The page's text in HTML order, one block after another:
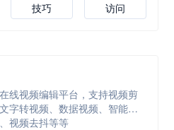
访问
技巧
线视频编辑平台，支持视频剪
字转视频、数据视频、智能封
视频去抖等等